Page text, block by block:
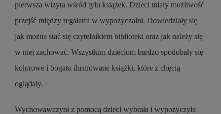
pierwsza wizyta wśród tylu książek. Dzieci miały możliwość
przejść między regałami w wypożyczalni. Dowiedziały się
jak można stać się czytelnikiem biblioteki oraz jak należy się
w niej zachować. Wszystkim dzieciom bardzo spodobały się
kolorowe i bogato ilustrowane książki, które z chęcią
oglądały.
Wychowawczyni z pomocą dzieci wybrała i wypożyczyła